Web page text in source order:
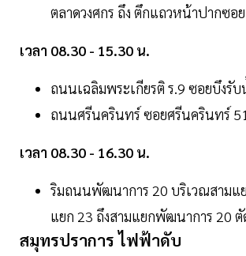
ตลาดวงศกร ถึง ตึกแถวหน้าปากซอ
เวลา 08.30 - 15.30 น.
ถนนเฉลิมพระเกียรติ ร.9 ซอยบึงรั
ถนนศรีนครินทร์ ซอยศรีนครินทร์ 51
เวลา 08.30 - 16.30 น.
ริมถนนพัฒนาการ 20 บริเวณสามแ
แยก 23 ถึงสามแยกพัฒนาการ 20
สมุทรปราการ ไฟฟ้าดับ